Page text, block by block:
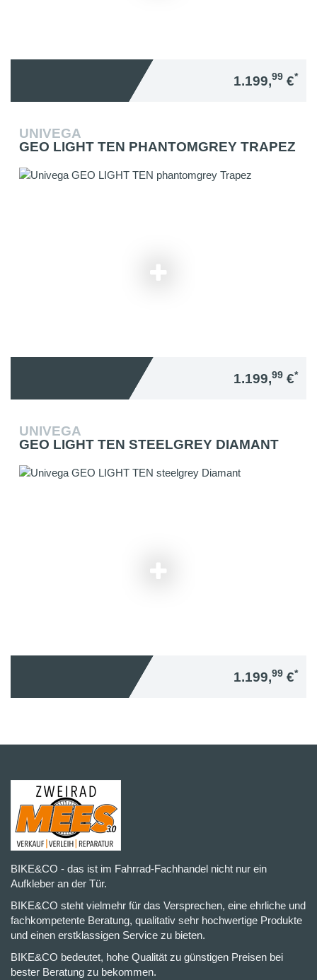
1.199,99 €*
UNIVEGA
GEO LIGHT TEN PHANTOMGREY TRAPEZ
1.199,99 €*
UNIVEGA
GEO LIGHT TEN STEELGREY DIAMANT
1.199,99 €*
BIKE&CO - das ist im Fahrrad-Fachhandel nicht nur ein
Aufkleber an der Tür.
BIKE&CO steht vielmehr für das Versprechen, eine ehrliche und
fachkompetente Beratung, qualitativ sehr hochwertige Produkte
und einen erstklassigen Service zu bieten.
BIKE&CO bedeutet, hohe Qualität zu günstigen Preisen bei
bester Beratung zu bekommen.